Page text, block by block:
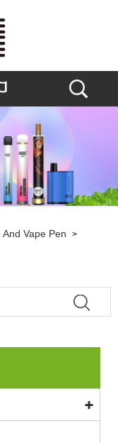
And Vape Pen >